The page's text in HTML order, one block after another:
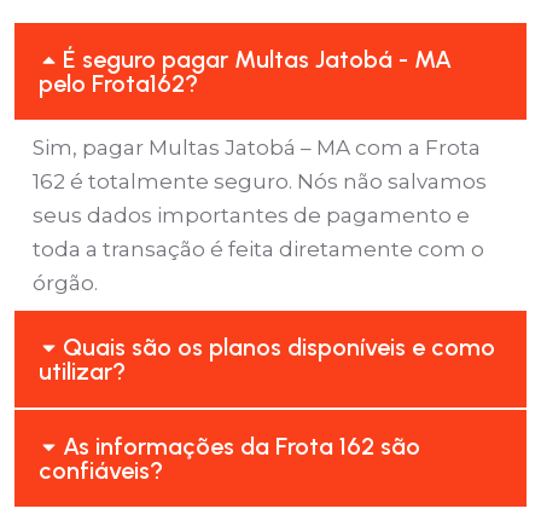
É seguro pagar Multas Jatobá - MA
pelo Frota162?
Sim, pagar Multas Jatobá – MA com a Frota
162 é totalmente seguro. Nós não salvamos
seus dados importantes de pagamento e
toda a transação é feita diretamente com o
órgão.
Quais são os planos disponíveis e como
utilizar?
As informações da Frota 162 são
confiáveis?